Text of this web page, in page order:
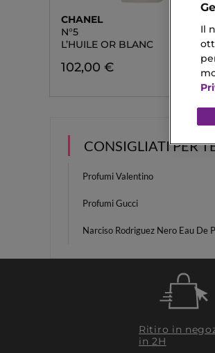
CHANEL
N°5
L’HUILE OR BLANC
102,00 €
CONSIGLIATI PER
Profumi Valentino
Profumi Gucci
Narciso Rodriguez Nero Eau De
Ritiro in
in 2H
Il